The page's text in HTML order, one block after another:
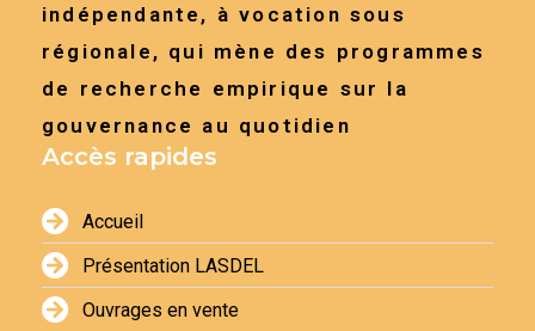
indépendante, à vocation sous
régionale, qui mène des programmes
de recherche empirique sur la
gouvernance au quotidien
Accès rapides
Accueil
Présentation LASDEL
Ouvrages en vente